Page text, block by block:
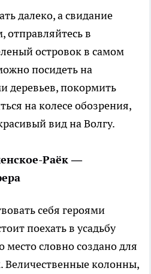
далеко, а свидание
в
островок в самом
посидеть на
деревьев, покормить
на колесе обозрения,
вид на Волгу.
Раёк —
себя героями
поехать в усадьбу
место словно создано для
Величественные колонны,